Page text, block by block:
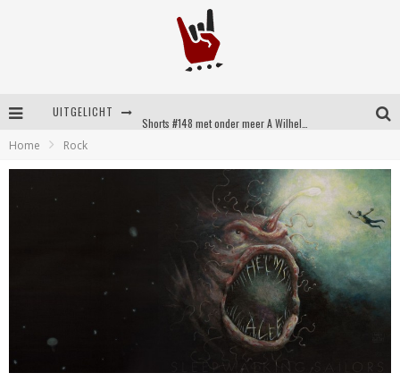
UITGELICHT
Britse emorockers van Basement maken tweede comeback met het indrukwekkende ‘Wired’
Shorts #149 met onder meer No Cure, Eva Under Fire, The Hu en Sleeping With Sirens
Home Rock